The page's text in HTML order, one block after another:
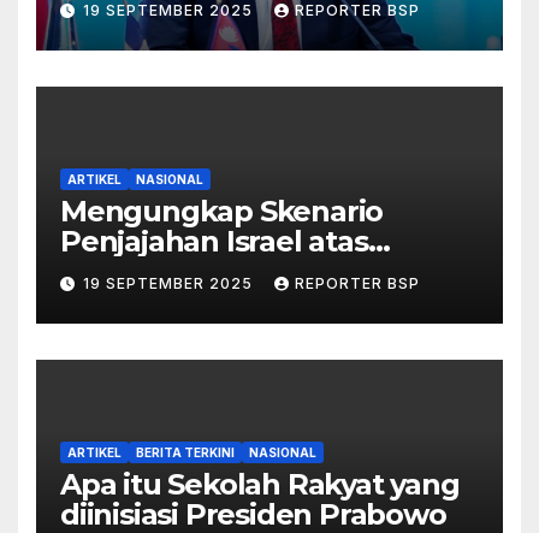
19 SEPTEMBER 2025 REPORTER BSP
ARTIKEL NASIONAL
Mengungkap Skenario
Penjajahan Israel atas
Palestina dalam Buku Ilan
Pappé
19 SEPTEMBER 2025 REPORTER BSP
ARTIKEL BERITA TERKINI NASIONAL
Apa itu Sekolah Rakyat yang
diinisiasi Presiden Prabowo